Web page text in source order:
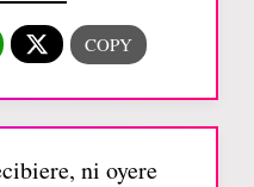
ni oyere